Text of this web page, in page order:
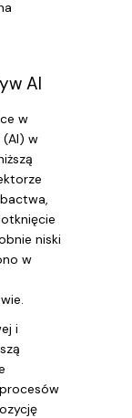
AI
w
w
niski
w
i